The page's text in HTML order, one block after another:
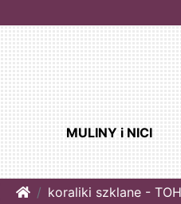
MULINY i NICI
Homekoraliki szklane -